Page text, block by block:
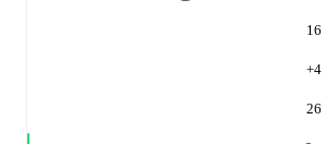
16
+4
26